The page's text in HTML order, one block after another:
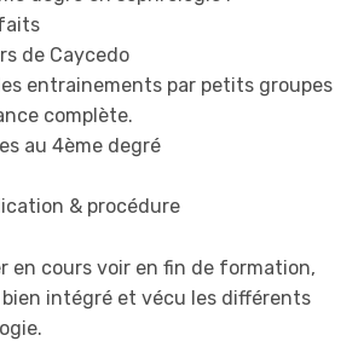
de Caycedo
entrainements par petits groupes
complète.
au 4ème degré
& procédure
en cours voir en fin de formation,
intégré et vécu les différents